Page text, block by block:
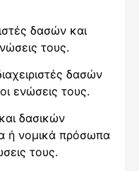
δασών και
τους.
δασών
ενώσεις τους.
δασικών
ή νομικά πρόσωπα
τους.